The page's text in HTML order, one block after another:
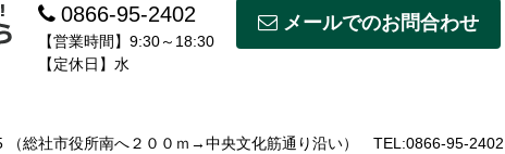
0866-95-2402
【営業時間】9:30～18:30
【定休日】水
メールでのお問合わせ
総社市役所南へ２００ｍ→中央文化筋通り沿い） TEL:0866-95-2402